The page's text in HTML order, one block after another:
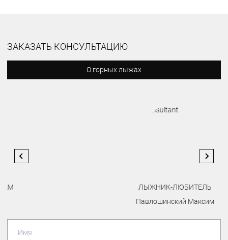
ЗАКАЗАТЬ КОНСУЛЬТАЦИЮ
О горных лыжах
ЛЫЖНИК-ЛЮБИТЕЛЬ
Павлошинский Максим